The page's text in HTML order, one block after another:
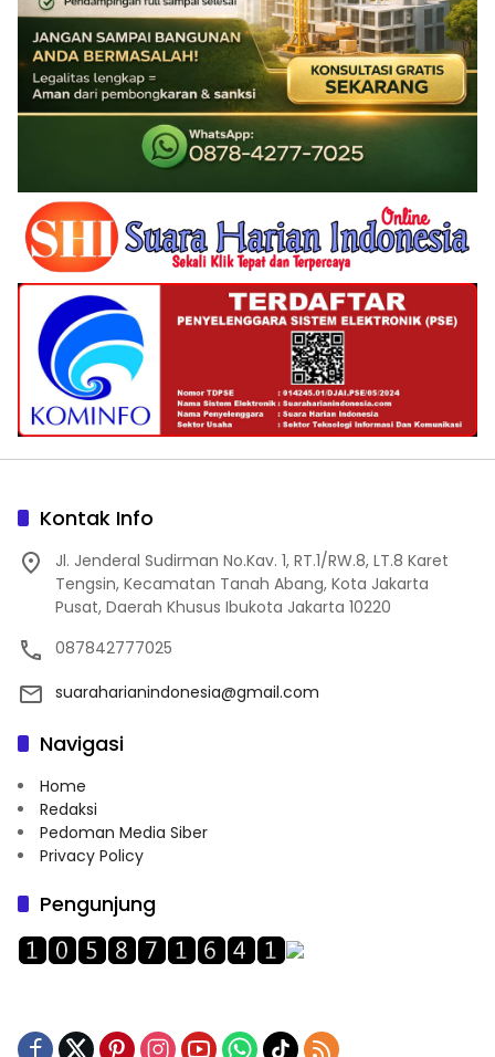
Kontak Info
Jl. Jenderal Sudirman No.Kav. 1, RT.1/RW.8, LT.8 Karet
Tengsin, Kecamatan Tanah Abang, Kota Jakarta
Pusat, Daerah Khusus Ibukota Jakarta 10220
087842777025
suaraharianindonesia@gmail.com
Navigasi
Home
Redaksi
Pedoman Media Siber
Privacy Policy
Pengunjung